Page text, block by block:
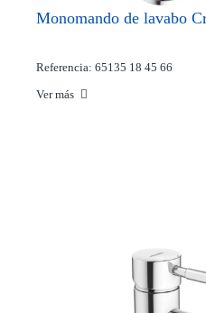
Monomando de lavabo
Referencia: 65135 18 45 66
Ver más